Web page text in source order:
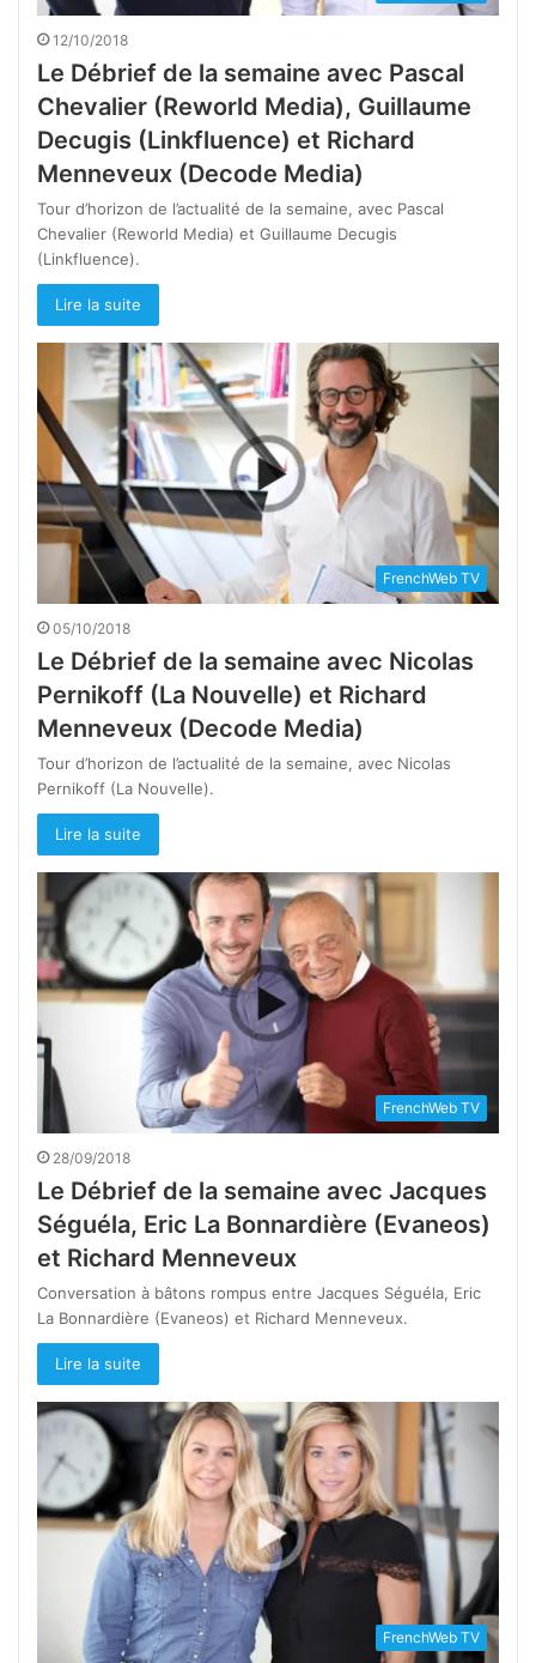
12/10/2018
Le Débrief de la semaine avec Pascal
Chevalier (Reworld Media), Guillaume
Decugis (Linkfluence) et Richard
Menneveux (Decode Media)
Tour d’horizon de l’actualité de la semaine, avec Pascal
Chevalier (Reworld Media) et Guillaume Decugis
(Linkfluence).
Lire la suite
FrenchWeb TV
05/10/2018
Le Débrief de la semaine avec Nicolas
Pernikoff (La Nouvelle) et Richard
Menneveux (Decode Media)
Tour d’horizon de l’actualité de la semaine, avec Nicolas
Pernikoff (La Nouvelle).
Lire la suite
FrenchWeb TV
28/09/2018
Le Débrief de la semaine avec Jacques
Séguéla, Eric La Bonnardière (Evaneos)
et Richard Menneveux
Conversation à bâtons rompus entre Jacques Séguéla, Eric
La Bonnardière (Evaneos) et Richard Menneveux.
Lire la suite
FrenchWeb TV